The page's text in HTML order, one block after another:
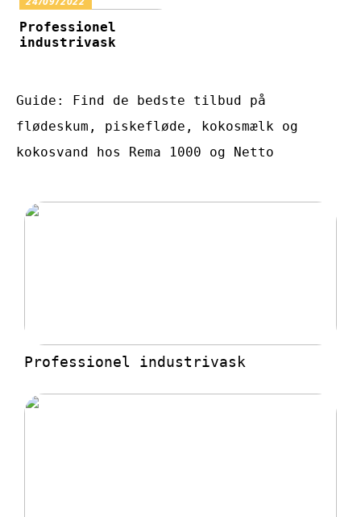
Professionel
industrivask
Guide: Find de bedste tilbud på
flødeskum, piskefløde, kokosmælk og
kokosvand hos Rema 1000 og Netto
Professionel industrivask